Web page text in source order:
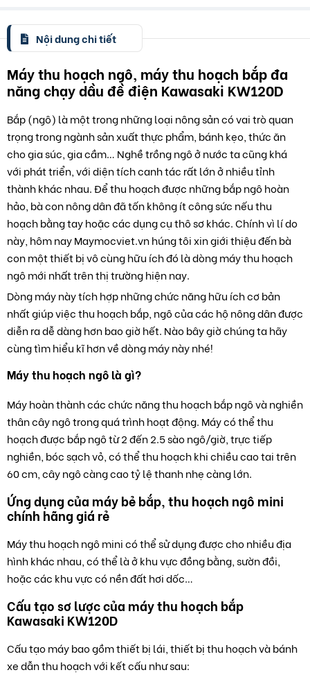
Nội dung chi tiết
Máy thu hoạch ngô, máy thu hoạch bắp đa
năng chạy dầu đề điện Kawasaki KW120D
Bắp (ngô) là một trong những loại nông sản có vai trò quan
trọng trong ngành sản xuất thực phẩm, bánh kẹo, thức ăn
cho gia súc, gia cầm… Nghề trồng ngô ở nước ta cũng khá
với phát triển, với diện tích canh tác rất lớn ở nhiều tỉnh
thành khác nhau. Để thu hoạch được những bắp ngô hoàn
hảo, bà con nông dân đã tốn không ít công sức nếu thu
hoạch bằng tay hoặc các dụng cụ thô sơ khác. Chính vì lí do
này, hôm nay Maymocviet.vn húng tôi xin giới thiệu đến bà
con một thiết bị vô cùng hữu ích đó là dòng máy thu hoạch
ngô mới nhất trên thị trường hiện nay.
Dòng máy này tích hợp những chức năng hữu ích cơ bản
nhất giúp việc thu hoạch bắp, ngô của các hộ nông dân được
diễn ra dễ dàng hơn bao giờ hết. Nào bây giờ chúng ta hãy
cùng tìm hiểu kĩ hơn về dòng máy này nhé!
Máy thu hoạch ngô là gì?
Máy hoàn thành các chức năng thu hoạch bắp ngô và nghiền
thân cây ngô trong quá trình hoạt động. Máy có thể thu
hoạch được bắp ngô từ 2 đến 2.5 sào ngô/giờ, trực tiếp
nghiền, bóc sạch vỏ, có thể thu hoạch khi chiều cao tai trên
60 cm, cây ngô càng cao tỷ lệ thanh nhẹ càng lớn.
Ứng dụng của máy bẻ bắp, thu hoạch ngô mini
chính hãng giá rẻ
Máy thu hoạch ngô mini có thể sử dụng được cho nhiều địa
hình khác nhau, có thể là ở khu vực đồng bằng, sườn đồi,
hoặc các khu vực có nền đất hơi dốc…
Cấu tạo sơ lược của máy thu hoạch bắp
Kawasaki KW120D
Cấu tạo máy bao gồm thiết bị lái, thiết bị thu hoạch và bánh
xe dẫn thu hoạch với kết cấu như sau: